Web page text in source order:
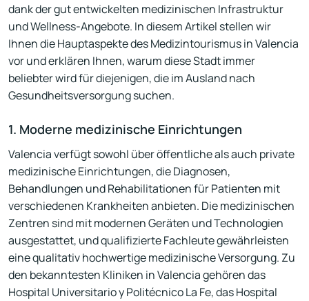
dank der gut entwickelten medizinischen Infrastruktur
und Wellness-Angebote. In diesem Artikel stellen wir
Ihnen die Hauptaspekte des Medizintourismus in Valencia
vor und erklären Ihnen, warum diese Stadt immer
beliebter wird für diejenigen, die im Ausland nach
Gesundheitsversorgung suchen.
1. Moderne medizinische Einrichtungen
Valencia verfügt sowohl über öffentliche als auch private
medizinische Einrichtungen, die Diagnosen,
Behandlungen und Rehabilitationen für Patienten mit
verschiedenen Krankheiten anbieten. Die medizinischen
Zentren sind mit modernen Geräten und Technologien
ausgestattet, und qualifizierte Fachleute gewährleisten
eine qualitativ hochwertige medizinische Versorgung. Zu
den bekanntesten Kliniken in Valencia gehören das
Hospital Universitario y Politécnico La Fe, das Hospital